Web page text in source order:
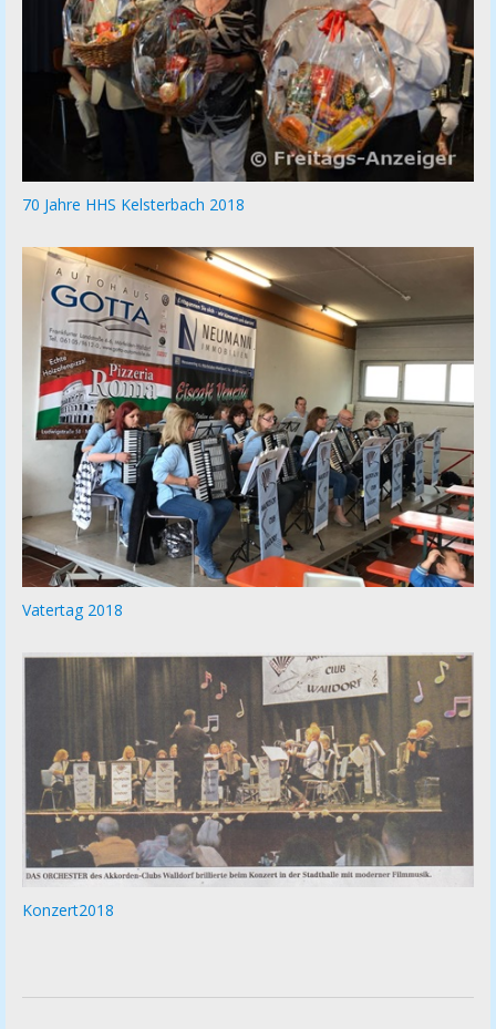
70 Jahre HHS Kelsterbach 2018
Vatertag 2018
Konzert2018